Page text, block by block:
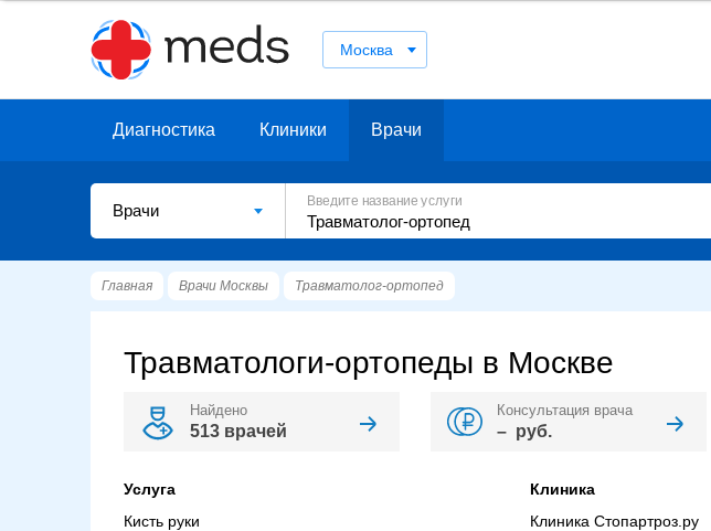
Москва
Диагностика Клиники Врачи
Врачи
Введите название услуги
Главная Врачи Москвы Травматолог-ортопед
Травматологи-ортопеды в Москве
Найдено
513 врачей
Консультация врача
– руб.
Услуга Клиника
Кисть руки
Клиника Стопартроз.ру